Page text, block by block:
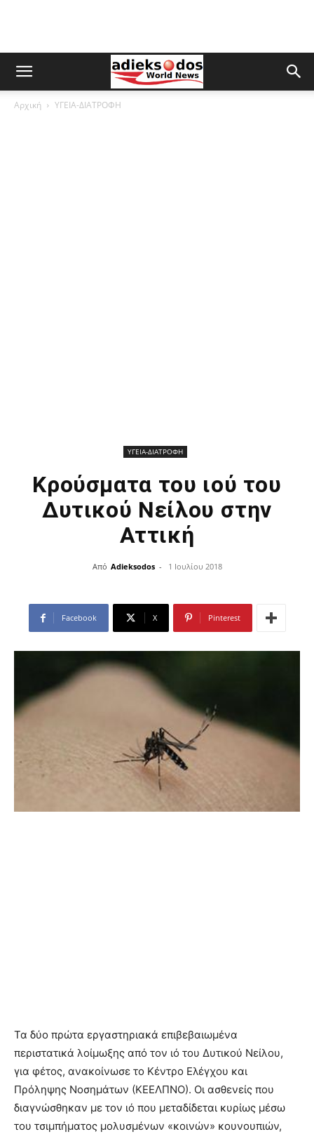
Αρχική ΥΓΕΙΑ-ΔΙΑΤΡΟΦΗ
ΥΓΕΙΑ-ΔΙΑΤΡΟΦΗ
Κρούσματα του ιού του
Δυτικού Νείλου στην
Αττική
Από Adieksodos - 1 Ιουλίου 2018
Facebook X Pinterest
Τα δύο πρώτα εργαστηριακά επιβεβαιωμένα
περιστατικά λοίμωξης από τον ιό του Δυτικού Νείλου,
για φέτος, ανακοίνωσε το Κέντρο Ελέγχου και
Πρόληψης Νοσημάτων (ΚΕΕΛΠΝΟ). Οι ασθενείς που
διαγνώσθηκαν με τον ιό που μεταδίδεται κυρίως μέσω
του τσιμπήματος μολυσμένων «κοινών» κουνουπιών,